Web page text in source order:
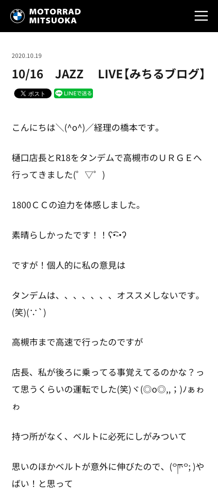
10/16 JAZZ LIVE【みちるブログ】
2020.10.19
こんにちは＼(^o^)／経理の橋本です。
樋口店長とR18をタンデムで高槻市のＵＲＧＥへ
行ってきました(゜▽゜)
1800ＣＣの迫力を体感しました。
素晴らしかったです！！ʕ•͡-•ʔ
ですが！個人的に私の意見は
タンデムは、、、、、、、オススメしないです。
(笑)(∵`)
高槻市まで高速で行ったのですが
店長、私が後ろに乗ってる事覚えてるのかな？っ
て思うくらいの運転でした(笑)ヾ(◎o◎,,；)ﾉぁゎ
ゎ
持つ所がなく、ベルトに必死にしがみついて
思いのほかベルトが意外に伸びたので、(꒪ཫ꒪; )や
ばい！と思って